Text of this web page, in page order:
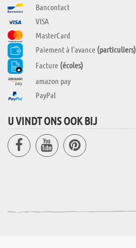
Bancontact
VISA
MasterCard
Paiement à l'avance (particuliers)
Facture (écoles)
amazon pay
PayPal
U VINDT ONS OOK BIJ